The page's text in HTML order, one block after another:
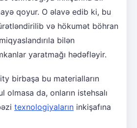
qoyur. O əlavə edib ki, bu
və hökumət böhran
bilən
yaratmağı hədəfləyir.
birbaşa bu materialların
olmasa da, onların istehsalı
texnologiyaların inkişafına